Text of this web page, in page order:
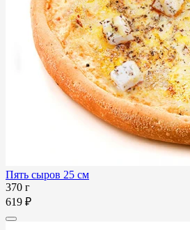
Пять сыров 25 см
370 г
619 ₽